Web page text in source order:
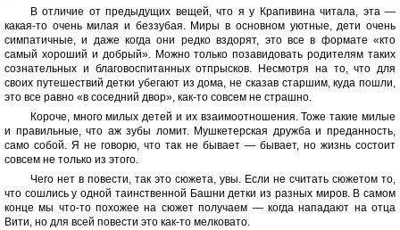
В отличие от предыдущих вещей, что я у Крапивина читала, эта —
какая-то очень милая и беззубая. Миры в основном уютные, дети очень
симпатичные, и даже когда они редко вздорят, это все в формате «кто
самый хороший и добрый». Можно только позавидовать родителям таких
сознательных и благовоспитанных отпрысков. Несмотря на то, что для
своих путешествий детки убегают из дома, не сказав старшим, куда пошли,
это все равно «в соседний двор», как-то совсем не страшно.
Короче, много милых детей и их взаимоотношения. Тоже такие милые
и правильные, что аж зубы ломит. Мушкетерская дружба и преданность,
само собой. Я не говорю, что так не бывает — бывает, но жизнь состоит
совсем не только из этого.
Чего нет в повести, так это сюжета, увы. Если не считать сюжетом то,
что сошлись у одной таинственной Башни детки из разных миров. В самом
конце мы что-то похожее на сюжет получаем — когда нападают на отца
Вити, но для всей повести это как-то мелковато.